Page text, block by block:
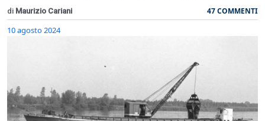
di Maurizio Cariani 47 COMMENTI
10 agosto 2024